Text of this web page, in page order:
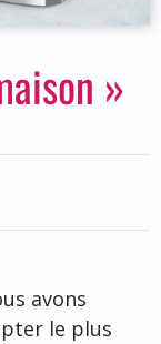
»
avons
le plus